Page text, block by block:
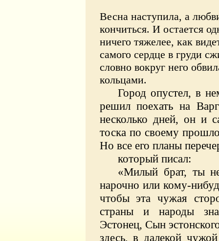
Весна наступила, а
кончиться. И остается
ничего тяжелее, как
самого сердце в груди
словно вокруг него
кольцами.
Город опустел, в
решил поехать на
несколько дней, он и
тоска по своему
Но все его планы
который писал:
«Милый брат, ты
нарочно или кому-
чтобы эта чужая
страны и народы
Эстонец, Сын
здесь, в далекой